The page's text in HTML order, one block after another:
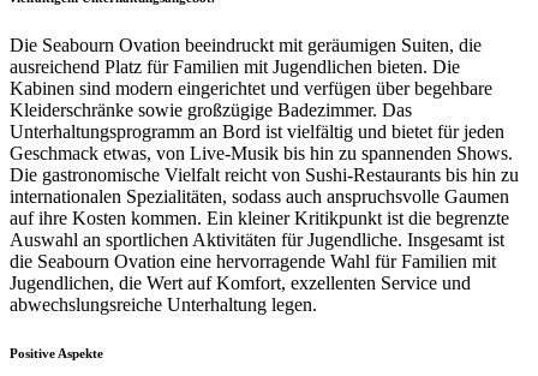
Die Seabourn Ovation beeindruckt mit geräumigen Suiten, die
ausreichend Platz für Familien mit Jugendlichen bieten. Die
Kabinen sind modern eingerichtet und verfügen über begehbare
Kleiderschränke sowie großzügige Badezimmer. Das
Unterhaltungsprogramm an Bord ist vielfältig und bietet für jeden
Geschmack etwas, von Live-Musik bis hin zu spannenden Shows.
Die gastronomische Vielfalt reicht von Sushi-Restaurants bis hin zu
internationalen Spezialitäten, sodass auch anspruchsvolle Gaumen
auf ihre Kosten kommen. Ein kleiner Kritikpunkt ist die begrenzte
Auswahl an sportlichen Aktivitäten für Jugendliche. Insgesamt ist
die Seabourn Ovation eine hervorragende Wahl für Familien mit
Jugendlichen, die Wert auf Komfort, exzellenten Service und
abwechslungsreiche Unterhaltung legen.
Positive Aspekte